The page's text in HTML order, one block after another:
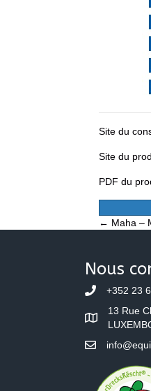
Site du
Site du
PDF du
Posts
← Maha –
Nous
+352 23
13 Rue